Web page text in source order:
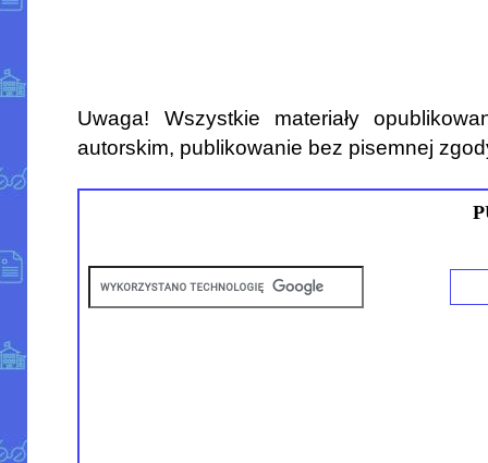
Uwaga! Wszystkie materiały
autorskim, publikowanie bez pisemnej